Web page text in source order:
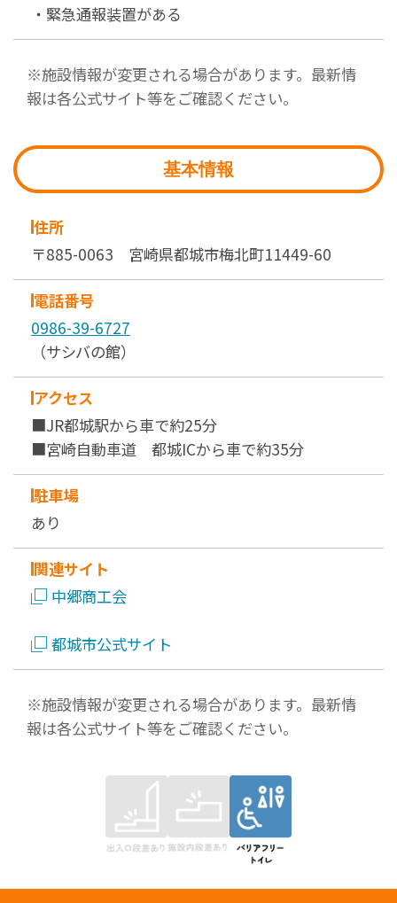
・緊急通報装置がある
※施設情報が変更される場合があります。最新情
報は各公式サイト等をご確認ください。
基本情報
住所
〒885-0063 宮崎県都城市梅北町11449-60
電話番号
0986-39-6727
（サシバの館）
アクセス
■JR都城駅から車で約25分
■宮崎自動車道 都城ICから車で約35分
駐車場
あり
関連サイト
中郷商工会
都城市公式サイト
※施設情報が変更される場合があります。最新情
報は各公式サイト等をご確認ください。